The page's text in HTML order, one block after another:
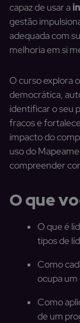
capaz de usar a
gestão
adequada com
melhoria em si
O curso explora
democrática,
identificar o seu
fracos e
impacto do
uso do
compreender
O que
O que é
tipos de
Como
ocupa um
Como
de um